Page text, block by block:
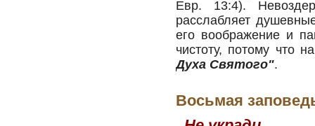
Евр. 13:4).
расслабляет
его воображение и
чистоту, потому что
Духа Святого".
Восьмая